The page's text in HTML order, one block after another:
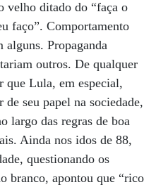
velho ditado do “faça o
faço”. Comportamento
Propaganda
outros. De qualquer
que Lula, em especial,
seu papel na sociedade,
largo das regras de boa
Ainda nos idos de 88,
questionando os
branco, apontou que “rico